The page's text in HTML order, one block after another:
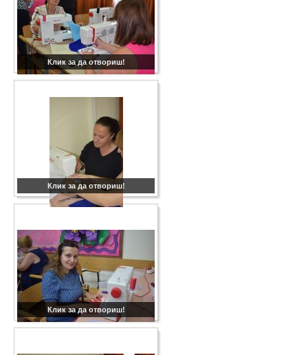
Клик за да отвориш!
Клик за да отвориш!
Клик за да отвориш!